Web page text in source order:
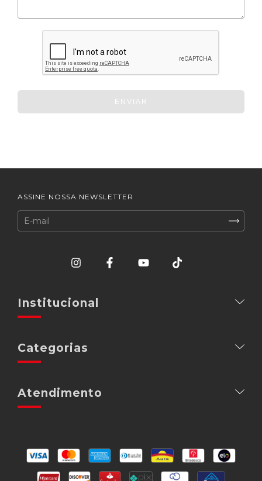
ENVIAR
ASSINE NOSSA NEWSLETTER
Institucional
Categorias
Atendimento